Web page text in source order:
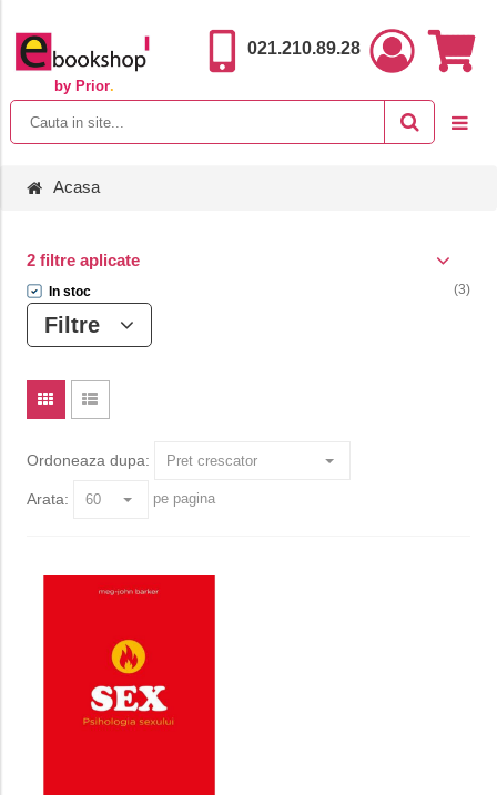
by Prior.
021.210.89.28
Acasa
2 filtre aplicate
In stoc (3)
Filtre
Ordoneaza dupa:
Arata: pe pagina